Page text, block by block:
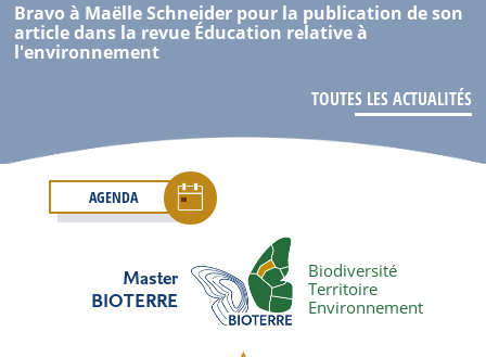
Bravo à Maëlle Schneider pour la publication de son
article dans la revue Éducation relative à
l'environnement
TOUTES LES ACTUALITÉS
Master
BIOTERRE
Biodiversité
Territoire
Environnement
AGENDA